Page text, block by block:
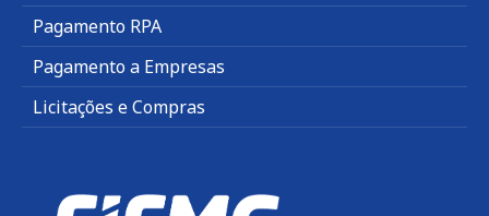
Pagamento RPA
Pagamento a Empresas
Licitações e Compras